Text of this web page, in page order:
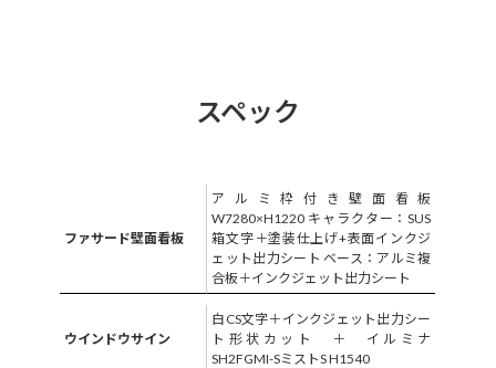
スペック
ファサード壁面看板
アルミ枠付き壁面看板
W7280×H1220 キャラクター：SUS
箱文字＋塗装仕上げ+表面インクジ
ェット出力シート ベース：アルミ複
合板＋インクジェット出力シート
ウインドウサイン
白CS文字＋インクジェット出力シー
ト形状カット ＋ イルミナ
SH2FGMI-SミストS H1540